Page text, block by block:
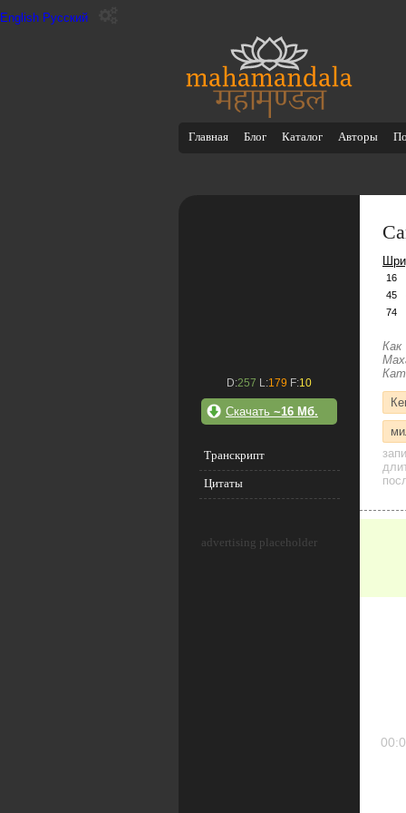
English Русский
Главная Блог Каталог Авторы
D:257 L:179 F:10
Скачать ~16 Мб.
Транскрипт
Цитаты
advertising placeholder
16
45
74